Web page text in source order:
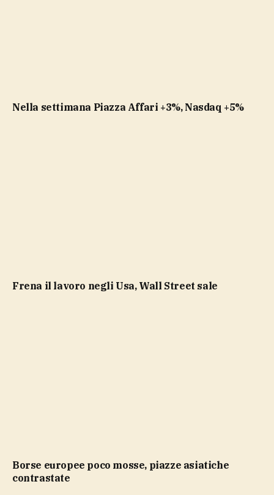
Nella settimana Piazza Affari +3%, Nasdaq +5%
Frena il lavoro negli Usa, Wall Street sale
Borse europee poco mosse, piazze asiatiche
contrastate